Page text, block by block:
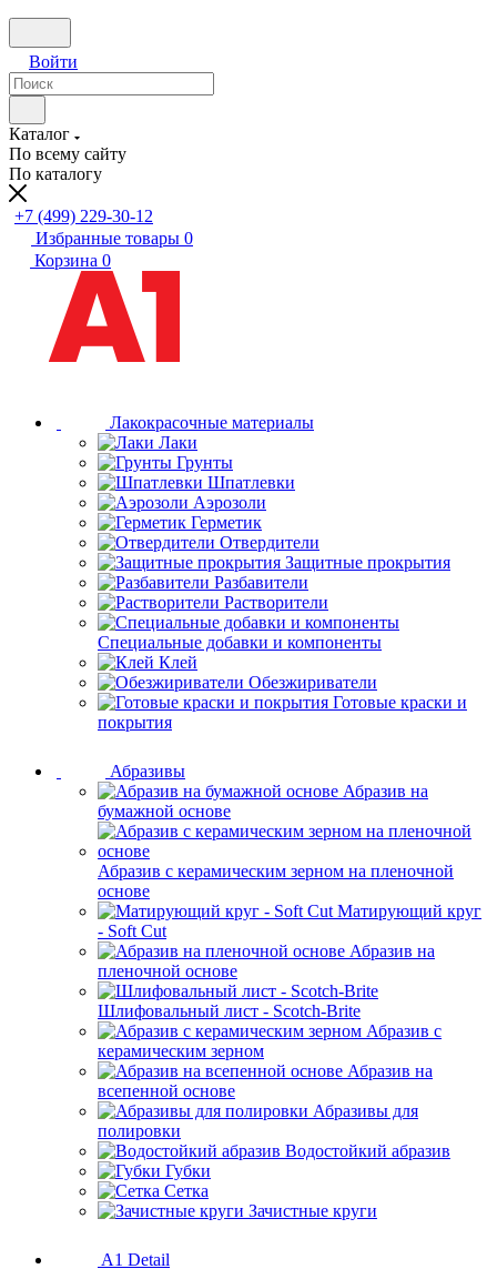
Войти
Каталог
По всему сайту
По каталогу
+7 (499) 229-30-12
Избранные товары 0
Корзина 0
Лакокрасочные материалы
Лаки
Грунты
Шпатлевки
Аэрозоли
Герметик
Отвердители
Защитные прокрытия
Разбавители
Растворители
Специальные добавки и компоненты
Клей
Обезжириватели
Готовые краски и
покрытия
Абразивы
Абразив на
бумажной основе
Абразив с керамическим зерном на пленочной
основе
Матирующий круг
- Soft Cut
Абразив на
пленочной основе
Шлифовальный лист - Scotch-Brite
Абразив с
керамическим зерном
Абразив на
всепенной основе
Абразивы для
полировки
Водостойкий абразив
Губки
Сетка
Зачистные круги
A1 Detail